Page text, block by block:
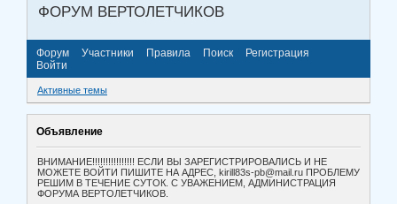
ФОРУМ ВЕРТОЛЕТЧИКОВ
Форум Участники Правила Поиск
Регистрация
Войти
Активные темы
Объявление
ВНИМАНИЕ!!!!!!!!!!!!!!!! ЕСЛИ ВЫ ЗАРЕГИСТРИРОВАЛИСЬ И НЕ
МОЖЕТЕ ВОЙТИ ПИШИТЕ НА АДРЕС, kirill83s-pb@mail.ru ПРОБЛЕМУ
РЕШИМ В ТЕЧЕНИЕ СУТОК. С УВАЖЕНИЕМ, АДМИНИСТРАЦИЯ
ФОРУМА ВЕРТОЛЕТЧИКОВ.